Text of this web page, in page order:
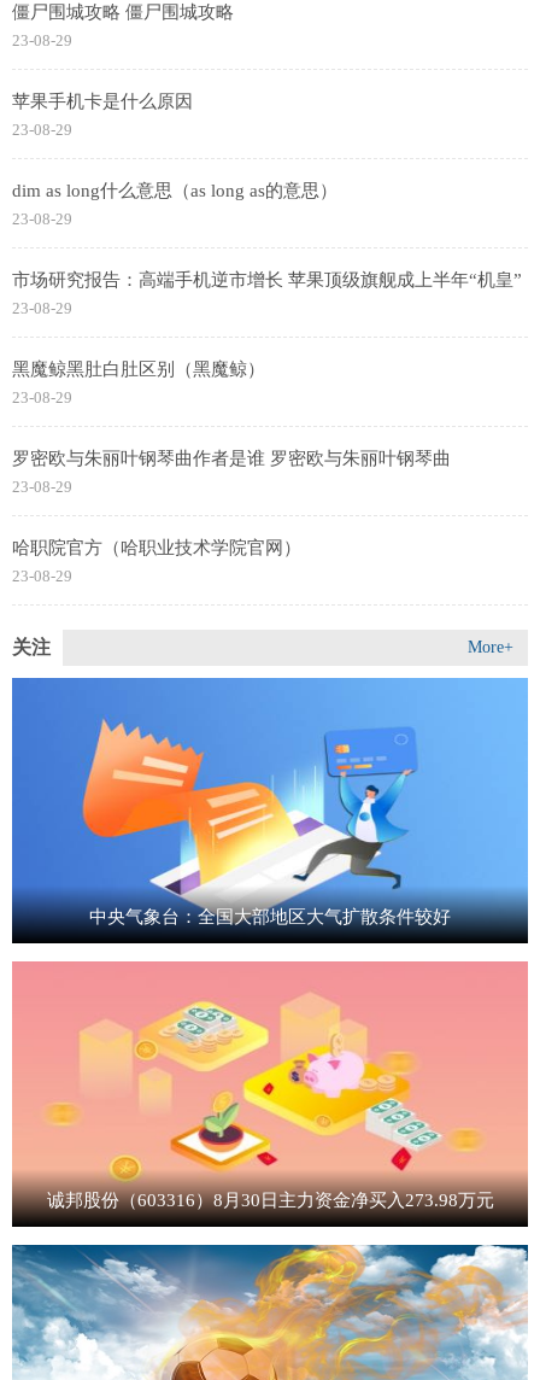
僵尸围城攻略 僵尸围城攻略
23-08-29
苹果手机卡是什么原因
23-08-29
dim as long什么意思（as long as的意思）
23-08-29
市场研究报告：高端手机逆市增长 苹果顶级旗舰成上半年“机皇”
23-08-29
黑魔鲸黑肚白肚区别（黑魔鲸）
23-08-29
罗密欧与朱丽叶钢琴曲作者是谁 罗密欧与朱丽叶钢琴曲
23-08-29
哈职院官方（哈职业技术学院官网）
23-08-29
关注 More+
中央气象台：全国大部地区大气扩散条件较好
诚邦股份（603316）8月30日主力资金净买入273.98万元